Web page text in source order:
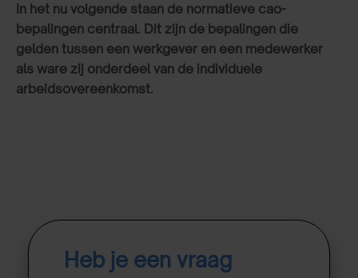
In het nu volgende staan de normatieve cao-
bepalingen centraal. Dit zijn de bepalingen die
gelden tussen een werkgever en een medewerker
als ware zij onderdeel van de individuele
arbeidsovereenkomst.
Heb je een vraag